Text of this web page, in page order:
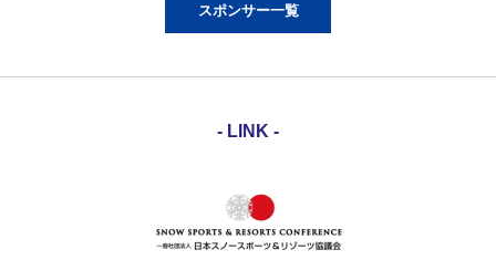
スポンサー一覧
- LINK -